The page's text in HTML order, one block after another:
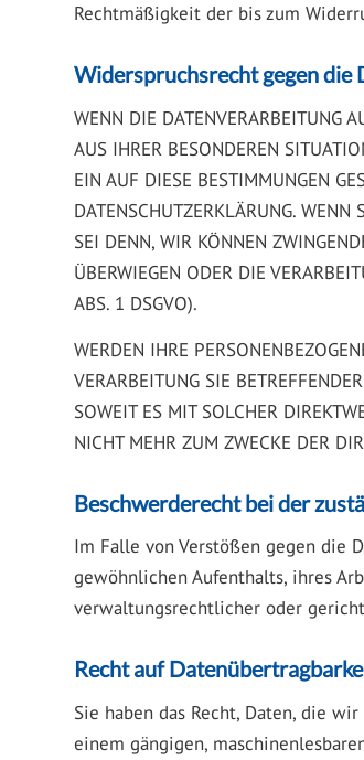
Rechtmäßigkeit der bis zum
Widerspruchsrecht gegen die
WENN DIE DATENVERARBEITUNG
AUS IHRER BESONDEREN
EIN AUF DIESE BESTIMMUNGEN
DATENSCHUTZERKLÄRUNG. WENN
SEI DENN, WIR KÖNNEN
ÜBERWIEGEN ODER DIE
ABS. 1 DSGVO).
WERDEN IHRE
VERARBEITUNG SIE
SOWEIT ES MIT SOLCHER
NICHT MEHR ZUM ZWECKE DER
Beschwerde­recht bei der
Im Falle von Verstößen gegen die
gewöhnlichen Aufenthalts, ihres
verwaltungsrechtlicher oder
Recht auf
Sie haben das Recht, Daten, die
einem gängigen,